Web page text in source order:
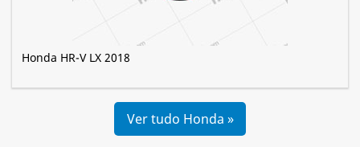
Honda HR-V LX 2018
Ver tudo Honda »